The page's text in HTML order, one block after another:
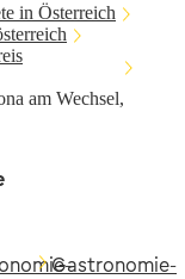
in Österreich
am Wechsel,
Gastronomie-